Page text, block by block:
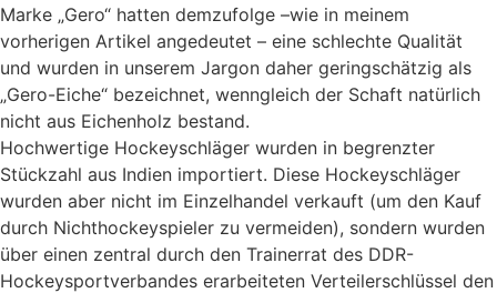
Marke „Gero“ hatten demzufolge –wie in meinem
vorherigen Artikel angedeutet – eine schlechte Qualität
und wurden in unserem Jargon daher geringschätzig als
„Gero-Eiche“ bezeichnet, wenngleich der Schaft natürlich
nicht aus Eichenholz bestand.
Hochwertige Hockeyschläger wurden in begrenzter
Stückzahl aus Indien importiert. Diese Hockeyschläger
wurden aber nicht im Einzelhandel verkauft (um den Kauf
durch Nichthockeyspieler zu vermeiden), sondern wurden
über einen zentral durch den Trainerrat des DDR-
Hockeysportverbandes erarbeiteten Verteilerschlüssel den